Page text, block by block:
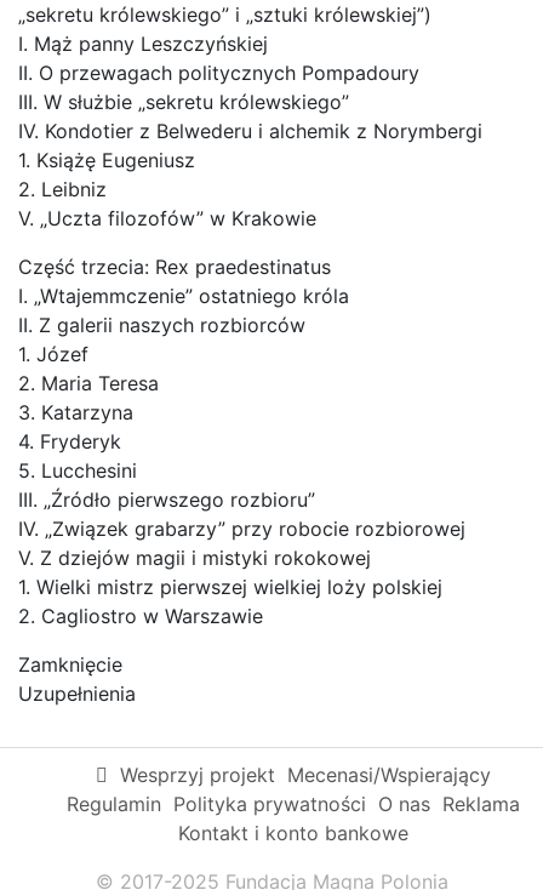
„sekretu królewskiego” i „sztuki królewskiej”)
I. Mąż panny Leszczyńskiej
II. O przewagach politycznych Pompadoury
III. W służbie „sekretu królewskiego”
IV. Kondotier z Belwederu i alchemik z Norymbergi
1. Książę Eugeniusz
2. Leibniz
V. „Uczta filozofów” w Krakowie
Część trzecia: Rex praedestinatus
I. „Wtajemmczenie” ostatniego króla
II. Z galerii naszych rozbiorców
1. Józef
2. Maria Teresa
3. Katarzyna
4. Fryderyk
5. Lucchesini
III. „Źródło pierwszego rozbioru”
IV. „Związek grabarzy” przy robocie rozbiorowej
V. Z dziejów magii i mistyki rokokowej
1. Wielki mistrz pierwszej wielkiej loży polskiej
2. Cagliostro w Warszawie
Zamknięcie
Uzupełnienia
Wesprzyj projekt Mecenasi/Wspierający
Regulamin Polityka prywatności O nas Reklama
Kontakt i konto bankowe
© 2017-2025 Fundacja Magna Polonia